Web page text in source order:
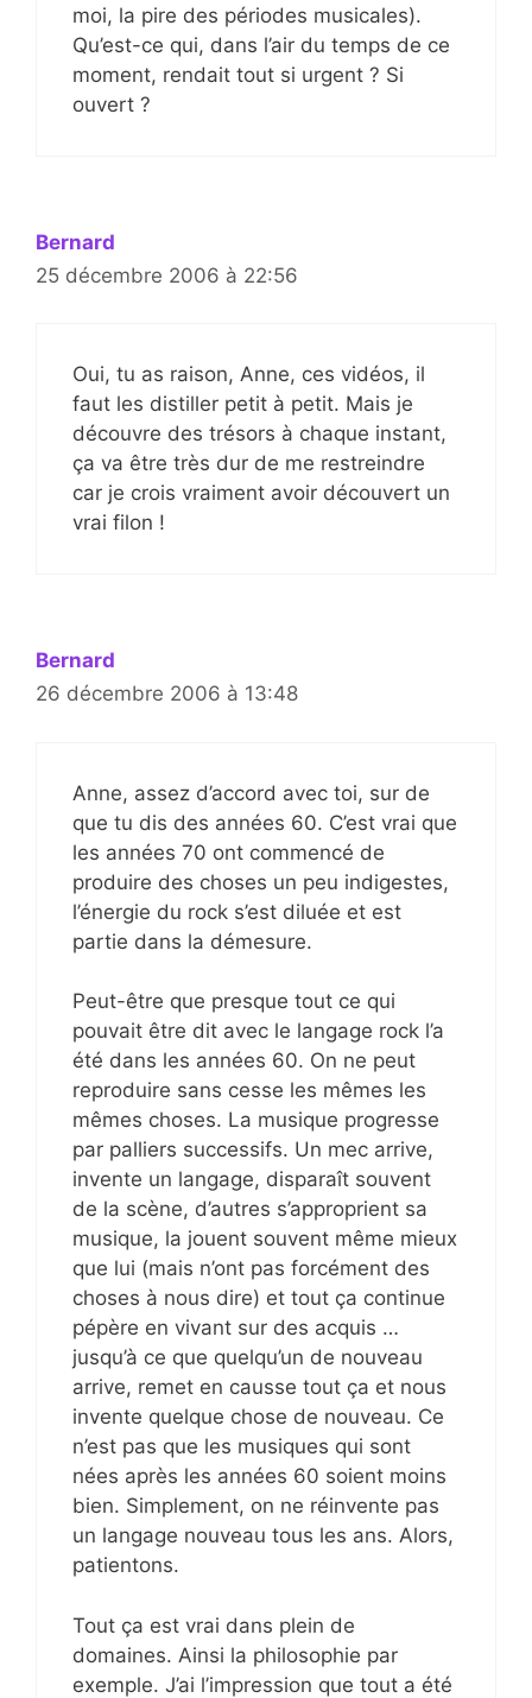
moi, la pire des périodes musicales).
Qu’est-ce qui, dans l’air du temps de ce
moment, rendait tout si urgent ? Si
ouvert ?
Bernard
25 décembre 2006 à 22:56
Oui, tu as raison, Anne, ces vidéos, il
faut les distiller petit à petit. Mais je
découvre des trésors à chaque instant,
ça va être très dur de me restreindre
car je crois vraiment avoir découvert un
vrai filon !
Bernard
26 décembre 2006 à 13:48
Anne, assez d’accord avec toi, sur de
que tu dis des années 60. C’est vrai que
les années 70 ont commencé de
produire des choses un peu indigestes,
l’énergie du rock s’est diluée et est
partie dans la démesure.
Peut-être que presque tout ce qui
pouvait être dit avec le langage rock l’a
été dans les années 60. On ne peut
reproduire sans cesse les mêmes les
mêmes choses. La musique progresse
par palliers successifs. Un mec arrive,
invente un langage, disparaît souvent
de la scène, d’autres s’approprient sa
musique, la jouent souvent même mieux
que lui (mais n’ont pas forcément des
choses à nous dire) et tout ça continue
pépère en vivant sur des acquis …
jusqu’à ce que quelqu’un de nouveau
arrive, remet en causse tout ça et nous
invente quelque chose de nouveau. Ce
n’est pas que les musiques qui sont
nées après les années 60 soient moins
bien. Simplement, on ne réinvente pas
un langage nouveau tous les ans. Alors,
patientons.
Tout ça est vrai dans plein de
domaines. Ainsi la philosophie par
exemple. J’ai l’impression que tout a été